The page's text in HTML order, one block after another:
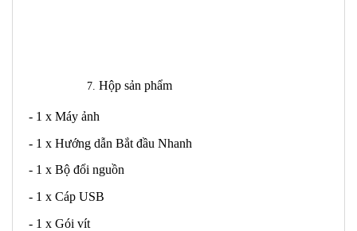
Hộp sản phẩm
- 1 x Máy ảnh
- 1 x Hướng dẫn Bắt đầu Nhanh
- 1 x Bộ đổi nguồn
- 1 x Cáp USB
- 1 x Gói vít